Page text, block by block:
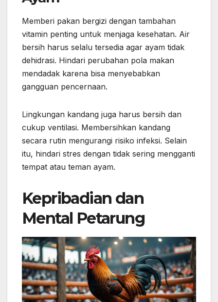
Memberi pakan bergizi dengan tambahan
vitamin penting untuk menjaga kesehatan. Air
bersih harus selalu tersedia agar ayam tidak
dehidrasi. Hindari perubahan pola makan
mendadak karena bisa menyebabkan
gangguan pencernaan.
Lingkungan kandang juga harus bersih dan
cukup ventilasi. Membersihkan kandang
secara rutin mengurangi risiko infeksi. Selain
itu, hindari stres dengan tidak sering mengganti
tempat atau teman ayam.
Kepribadian dan
Mental Petarung